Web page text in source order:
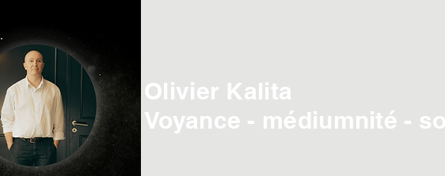
Olivier Kalita
Voyance - médiumnité -